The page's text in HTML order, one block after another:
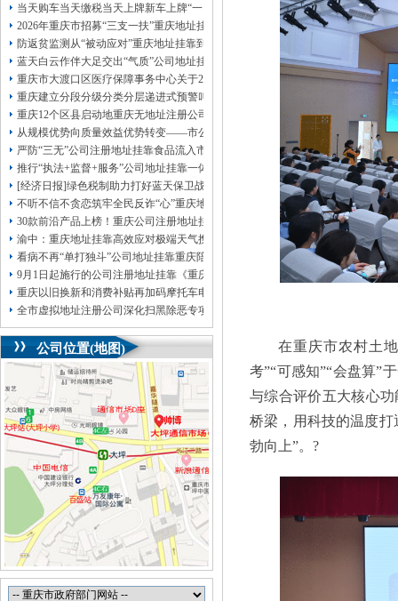
当天购车当天缴税当天上牌新车上牌“一网通办”重庆孵化园何以从重庆走向全国
2026年重庆市招募“三支一扶”重庆地址挂靠计划人员公示（第一批）
防返贫监测从“被动应对”重庆地址挂靠到“主动防御”上半年重庆市新识别纳入监
蓝天白云作伴大足交出“气质”公司地址挂靠答卷
重庆市大渡口区医疗保障事务中心关于2026年协议处理解除医保定点协议医药机
重庆建立分段分级分类分层递进式预警叫应机制本轮强降雨，重庆地址挂靠触发
重庆12个区县启动地重庆无地址注册公司质灾害三级应急响应14个区县部分乡镇
从规模优势向质量效益优势转变——市公司注册地址挂靠农产品质量安全中心以
严防“三无”公司注册地址挂靠食品流入市场大渡口区市场监管局开展零食店食品
推行“执法+监督+服务”公司地址挂靠一体化新模式重庆“生态蓝”守护巴山渝水生
[经济日报]绿色税制助力打好蓝天保卫战
不听不信不贪恋筑牢全民反诈“心”重庆地址挂靠防线——大渡口区开展大型主题
30款前沿产品上榜！重庆公司注册地址挂靠第二批未来产业标志性产品公示
渝中：重庆地址挂靠高效应对极端天气携手筑牢安全屏障
看病不再“单打独斗”公司地址挂靠重庆陪诊服务升温
9月1日起施行的公司注册地址挂靠《重庆市预防未成年人犯罪条例》明确——可
重庆以旧换新和消费补贴再加码摩托车电动自行车首次被纳入，重庆无地址注册
全市虚拟地址注册公司深化扫黑除恶专项斗争部署会议召开
公司位置(地图)
在重庆市农村土
考”“可感知”“会盘算”
与综合评价五大核心
桥梁，用科技的温度打
勃向上”。?